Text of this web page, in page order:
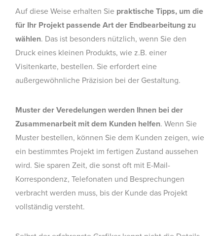
Auf diese Weise erhalten Sie praktische Tipps, um die
für Ihr Projekt passende Art der Endbearbeitung zu
wählen. Das ist besonders nützlich, wenn Sie den
Druck eines kleinen Produkts, wie z.B. einer
Visitenkarte, bestellen. Sie erfordert eine
außergewöhnliche Präzision bei der Gestaltung.
Muster der Veredelungen werden Ihnen bei der
Zusammenarbeit mit dem Kunden helfen. Wenn Sie
Muster bestellen, können Sie dem Kunden zeigen, wie
ein bestimmtes Projekt im fertigen Zustand aussehen
wird. Sie sparen Zeit, die sonst oft mit E-Mail-
Korrespondenz, Telefonaten und Besprechungen
verbracht werden muss, bis der Kunde das Projekt
vollständig versteht.